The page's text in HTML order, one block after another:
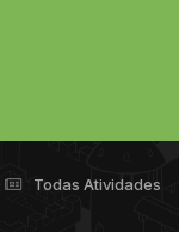
Todas Atividades